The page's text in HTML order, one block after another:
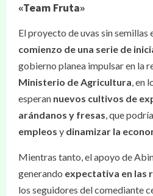
«Team Fruta»
El proyecto de uvas sin semillas
comienzo de una serie de
gobierno planea impulsar en la
Ministerio de Agricultura, en
esperan nuevos cultivos de
arándanos y fresas, que
empleos y dinamizar la
Mientras tanto, el apoyo de
generando expectativa en las
los seguidores del comediante